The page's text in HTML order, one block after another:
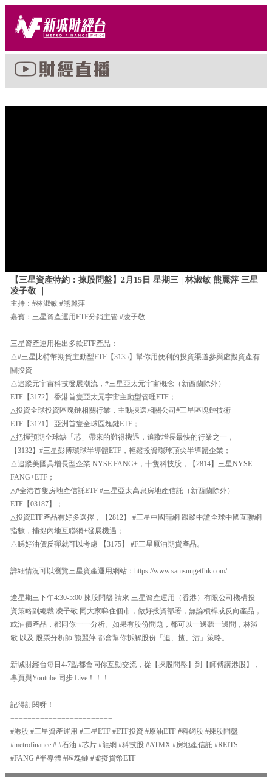
【三星資產特約：揀股問盤】2月15日 星期三 | 林淑敏 熊麗萍 三星
凌子敬 ｜
主持：#林淑敏 #熊麗萍
嘉賓：三星資產運用ETF分銷主管 #凌子敬
三星資產運用推出多款ETF產品：
△#三星比特幣期貨主動型ETF【3135】幫你用便利的投資渠道參與虛擬資產有
關投資
△追蹤元宇宙科技發展潮流，#三星亞太元宇宙概念（新西蘭除外）
ETF【3172】 香港首隻亞太元宇宙主動型管理ETF；
△投資全球投資區塊鏈相關行業，主動揀選相關公司#三星區塊鏈技術
ETF【3171】 亞洲首隻全球區塊鏈ETF；
△把握預期全球缺「芯」帶來的難得機遇，追蹤增長最快的行業之一，
【3132】#三星彭博環球半導體ETF，輕鬆投資環球頂尖半導體企業；
△追蹤美國具增長型企業 NYSE FANG+，十隻科技股，【2814】三星NYSE
FANG+ETF；
△#全港首隻房地產信託ETF #三星亞太高息房地產信託（新西蘭除外）
ETF【03187】；
△投資ETF產品有好多選擇，【2812】 #三星中國龍網 跟蹤中證全球中國互聯網
指數，捕捉內地互聯網+發展機遇；
△睇好油價反彈就可以考慮 【3175】 #F三星原油期貨產品。
詳細情況可以瀏覽三星資產運用網站：https://www.samsungetfhk.com/
逢星期三下午4:30-5:00 揀股問盤 請來 三星資產運用（香港）有限公司機構投
資策略副總裁 凌子敬 同大家睇住個市，做好投資部署，無論槓桿或反向產品，
或油價產品，都同你一一分析。如果有股份問題，都可以一邊聽一邊問，林淑
敏 以及 股票分析師 熊麗萍 都會幫你拆解股份「追、揸、沽」策略。
新城財經台每日4-7點都會同你互動交流，從【揀股問盤】到【師傅講港股】，
專頁與Youtube 同步 Live！！！
記得訂閱呀！
========================
#港股 #三星資產運用 #三星ETF #ETF投資 #原油ETF #科網股 #揀股問盤
#metrofinance # #石油 #芯片 #龍網 #科技股 #ATMX #房地產信託 #REITS
#FANG #半導體 #區塊鏈 #虛擬貨幣ETF